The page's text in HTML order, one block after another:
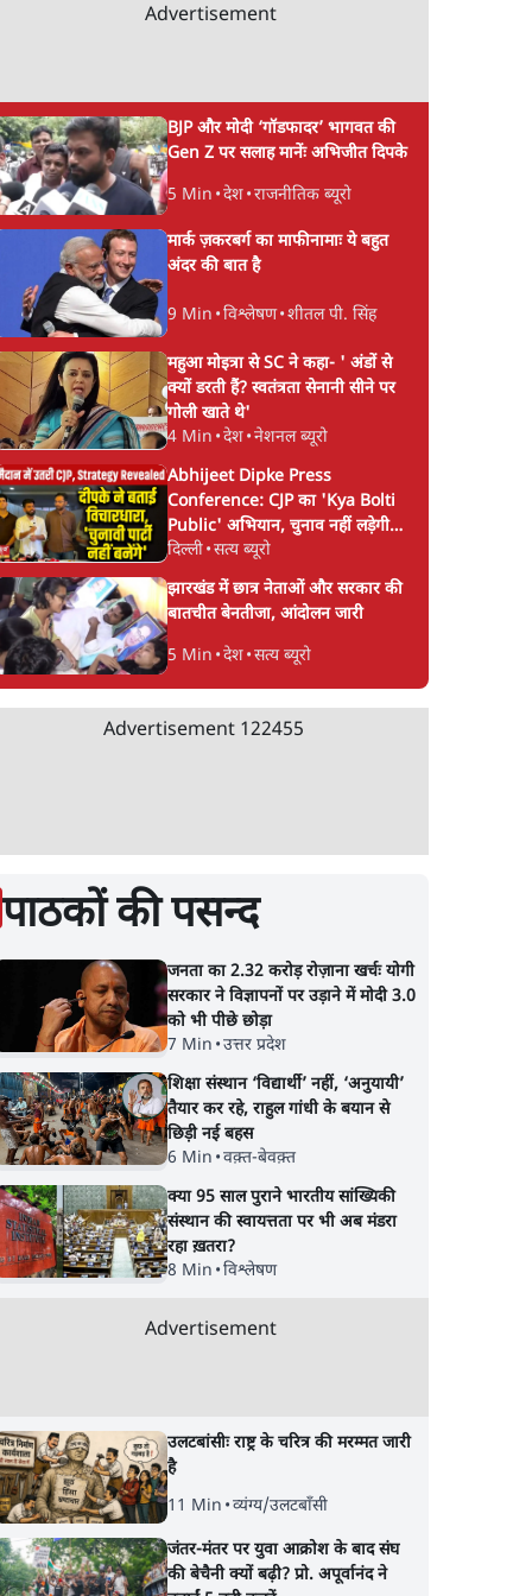
BJP
RSS Chief Mohan
Bhagwat का 'संवाद' या
Ram Mandir Loot
Advertisement
BJP और मोदी ‘गॉडफादर’ भागवत की
Gen Z पर सलाह मानेंः अभिजीत दिपके
5 Min •देश•राजनीतिक ब्यूरो
मार्क ज़करबर्ग का माफीनामाः ये बहुत
अंदर की बात है
9 Min •विश्लेषण•शीतल पी. सिंह
महुआ मोइत्रा से SC ने कहा- ' अंडों से
क्यों डरती हैं? स्वतंत्रता सेनानी सीने पर
गोली खाते थे'
4 Min •देश•नेशनल ब्यूरो
Abhijeet Dipke Press
Conference: CJP का 'Kya Bolti
Public' अभियान, चुनाव नहीं लड़ेगी
CJP!
दिल्ली•सत्य ब्यूरो
झारखंड में छात्र नेताओं और सरकार की
बातचीत बेनतीजा, आंदोलन जारी
5 Min •देश•सत्य ब्यूरो
Advertisement 122455
पाठकों की पसन्द
जनता का 2.32 करोड़ रोज़ाना खर्चः योगी
सरकार ने विज्ञापनों पर उड़ाने में मोदी 3.0
को भी पीछे छोड़ा
7 Min •उत्तर प्रदेश
शिक्षा संस्थान ‘विद्यार्थी’ नहीं, ‘अनुयायी’
तैयार कर रहे, राहुल गांधी के बयान से
छिड़ी नई बहस
6 Min •वक़्त-बेवक़्त
क्या 95 साल पुराने भारतीय सांख्यिकी
संस्थान की स्वायत्तता पर भी अब मंडरा
रहा ख़तरा?
8 Min •विश्लेषण
Advertisement
उलटबांसीः राष्ट्र के चरित्र की मरम्मत जारी
है
11 Min •व्यंग्य/उलटबाँसी
जंतर-मंतर पर युवा आक्रोश के बाद संघ
की बेचैनी क्यों बढ़ी? प्रो. अपूर्वानंद ने